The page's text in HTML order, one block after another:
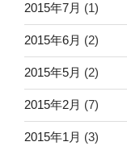
2015年7月 (1)
2015年6月 (2)
2015年5月 (2)
2015年2月 (7)
2015年1月 (3)